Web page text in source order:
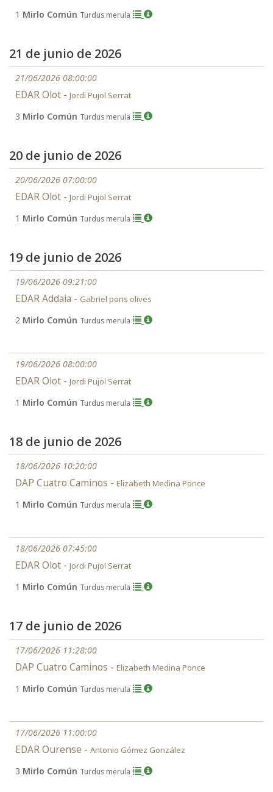
1 Mirlo Común Turdus merula
21 de junio de 2026
21/06/2026 08:00:00
EDAR Olot - Jordi Pujol Serrat
3 Mirlo Común Turdus merula
20 de junio de 2026
20/06/2026 07:00:00
EDAR Olot - Jordi Pujol Serrat
1 Mirlo Común Turdus merula
19 de junio de 2026
19/06/2026 09:21:00
EDAR Addaia - Gabriel pons olives
2 Mirlo Común Turdus merula
19/06/2026 08:00:00
EDAR Olot - Jordi Pujol Serrat
1 Mirlo Común Turdus merula
18 de junio de 2026
18/06/2026 10:20:00
DAP Cuatro Caminos - Elizabeth Medina Ponce
1 Mirlo Común Turdus merula
18/06/2026 07:45:00
EDAR Olot - Jordi Pujol Serrat
1 Mirlo Común Turdus merula
17 de junio de 2026
17/06/2026 11:28:00
DAP Cuatro Caminos - Elizabeth Medina Ponce
1 Mirlo Común Turdus merula
17/06/2026 11:00:00
EDAR Ourense - Antonio Gómez González
3 Mirlo Común Turdus merula